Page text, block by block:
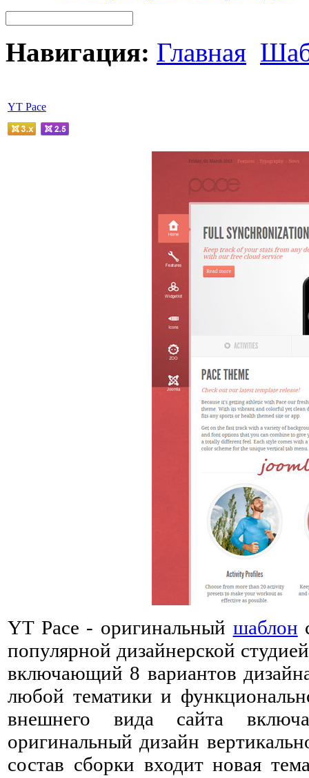
Навигация: Главная
YT Pace
YT Pace - оригинальный шаблон
популярной дизайнерской
включающий 8 вариантов
любой тематики и
внешнего вида сайта
оригинальный дизайн
состав сборки входит новая